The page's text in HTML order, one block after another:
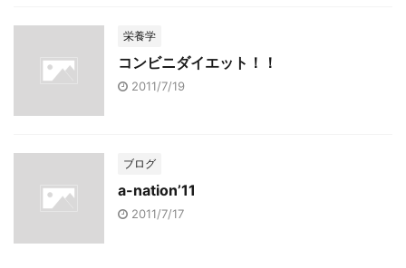
栄養学
コンビニダイエット！！
2011/7/19
ブログ
a-nation’11
2011/7/17